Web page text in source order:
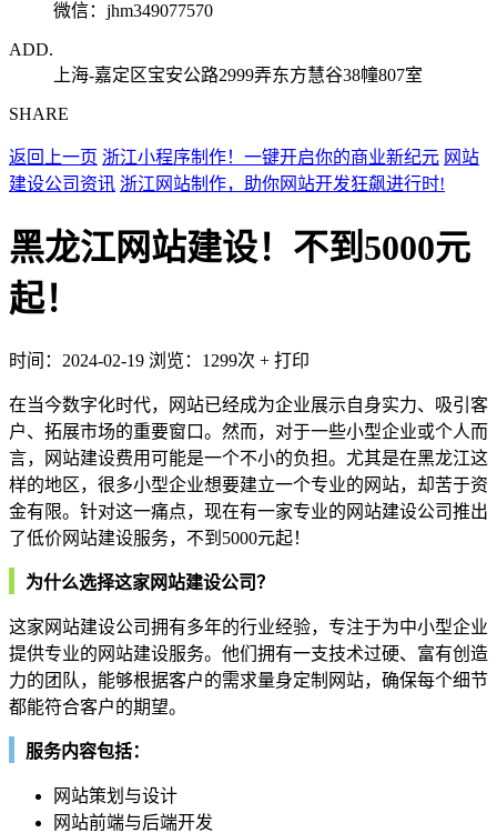
微信：jhm349077570
ADD.
上海-嘉定区宝安公路2999弄东方慧谷38幢807室
SHARE
返回上一页 浙江小程序制作！一键开启你的商业新纪元 网站
建设公司资讯 浙江网站制作，助你网站开发狂飙进行时!
黑龙江网站建设！不到5000元
起！
时间：2024-02-19 浏览：1299次 + 打印
在当今数字化时代，网站已经成为企业展示自身实力、吸引客
户、拓展市场的重要窗口。然而，对于一些小型企业或个人而
言，网站建设费用可能是一个不小的负担。尤其是在黑龙江这
样的地区，很多小型企业想要建立一个专业的网站，却苦于资
金有限。针对这一痛点，现在有一家专业的网站建设公司推出
了低价网站建设服务，不到5000元起！
为什么选择这家网站建设公司？
这家网站建设公司拥有多年的行业经验，专注于为中小型企业
提供专业的网站建设服务。他们拥有一支技术过硬、富有创造
力的团队，能够根据客户的需求量身定制网站，确保每个细节
都能符合客户的期望。
服务内容包括：
网站策划与设计
网站前端与后端开发